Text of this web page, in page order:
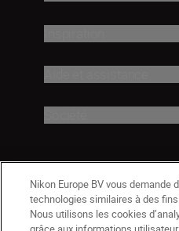
Nikon Europe BV vous demande
technologies similaires à des
Nous utilisons les cookies